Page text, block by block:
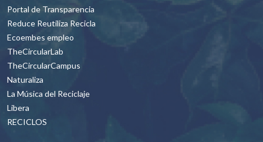
Portal de Transparencia
Reduce Reutiliza Recicla
Ecoembes empleo
TheCircularLab
TheCircularCampus
Naturaliza
La Música del Reciclaje
Libera
RECICLOS